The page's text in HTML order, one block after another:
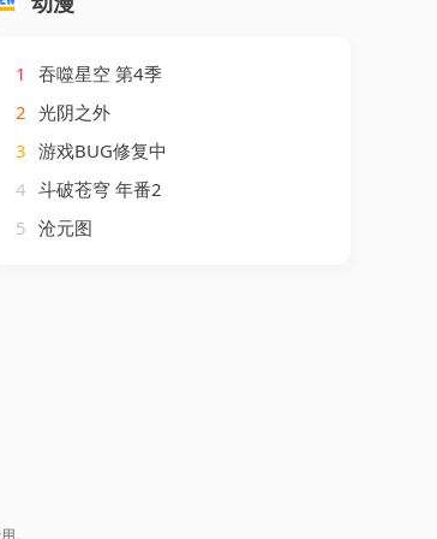
1
吞噬星空 第4季
2 光阴之外
3 游戏BUG修复中
4 斗破苍穹 年番2
5 沧元图
。